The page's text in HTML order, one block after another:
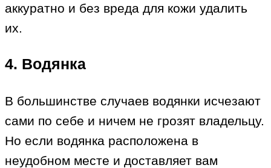
аккуратно и без вреда для кожи удалить
их.
4. Водянка
В большинстве случаев водянки исчезают
сами по себе и ничем не грозят владельцу.
Но если водянка расположена в
неудобном месте и доставляет вам